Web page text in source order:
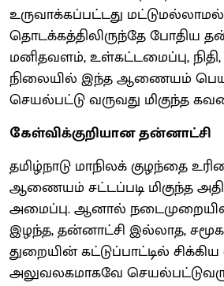
உருவாக்கப்பட்டது
தொடக்கத்திலிருந்தே போதிய
மனிதவளம், உள்கட்டமைப்பு,
நிலையில் இந்த ஆணையம்
செயல்பட்டு வருவது மிகுந்த
கேள்விக்குறியான தன்னாட்சி
தமிழ்நாடு மாநிலக் குழந்தை
ஆணையம் சட்டப்படி மிகுந்த
அமைப்பு. ஆனால்
இழந்த, தன்னாட்சி இல்லாத,
துறையின் கட்டுப்பாட்டில்
அலுவலகமாகவே